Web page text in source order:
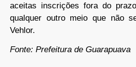
aceitas inscrições fora do
qualquer outro meio que não
Vehlor.
Fonte: Prefeitura de Guarapuava